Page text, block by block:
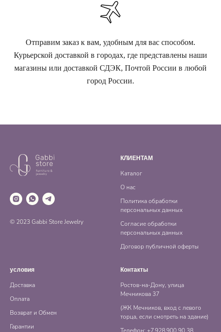
Отправим заказ к вам, удобным для вас способом.
Курьерской доставкой в городах, где представлены наши
магазины или доставкой СДЭК, Почтой России в любой
город России.
© 2023 Gabbi Store Jewelry
КЛИЕНТАМ
Каталог
О нас
Политика обработки
персональных данных
Согласие обработки
персональных данных
Договор публичной оферты
условия
Доставка
Оплата
Возврат и Обмен
Гарантии
Контакты
Ростов-на-Дону, улица
Мечникова 37
(ЖК Мечников, вход с левого
торца, если смотреть на здание)
Телефон: +7 928 900 90 38